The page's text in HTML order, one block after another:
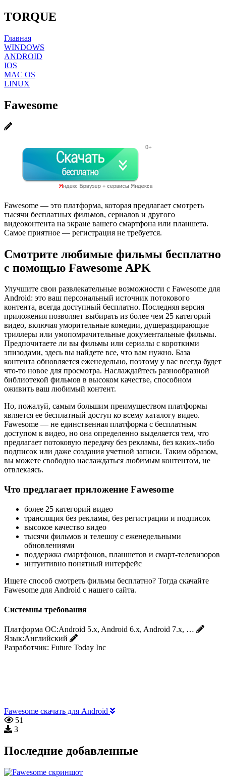
TORQUE
Главная
WINDOWS
ANDROID
IOS
MAC OS
LINUX
Fawesome
Fawesome — это платформа, которая предлагает смотреть
тысячи бесплатных фильмов, сериалов и другого
видеоконтента на экране вашего смартфона или планшета.
Самое приятное — регистрация не требуется.
Смотрите любимые фильмы бесплатно
с помощью Fawesome APK
Улучшите свои развлекательные возможности с Fawesome для
Android: это ваш персональный источник потокового
контента, всегда доступный бесплатно. Последняя версия
приложения позволяет выбирать из более чем 25 категорий
видео, включая уморительные комедии, душераздирающие
триллеры или умопомрачительные документальные фильмы.
Предпочитаете ли вы фильмы или сериалы с короткими
эпизодами, здесь вы найдете все, что вам нужно. База
контента обновляется еженедельно, поэтому у вас всегда будет
что-то новое для просмотра. Наслаждайтесь разнообразной
библиотекой фильмов в высоком качестве, способном
оживить ваш любимый контент.
Но, пожалуй, самым большим преимуществом платформы
является ее бесплатный доступ ко всему каталогу видео.
Fawesome — не единственная платформа с бесплатным
доступом к видео, но она определенно выделяется тем, что
предлагает потоковую передачу без рекламы, без каких-либо
подписок или даже создания учетной записи. Таким образом,
вы можете свободно наслаждаться любимым контентом, не
отвлекаясь.
Что предлагает приложение Fawesome
более 25 категорий видео
трансляция без рекламы, без регистрации и подписок
высокое качество видео
тысячи фильмов и телешоу с еженедельными
обновлениями
поддержка смартфонов, планшетов и смарт-телевизоров
интуитивно понятный интерфейс
Ищете способ смотреть фильмы бесплатно? Тогда скачайте
Fawesome для Android с нашего сайта.
Системны требования
Платформа ОС:Android 5.x, Android 6.x, Android 7.x, …
Язык:Английский
Разработчик: Future Today Inc
Fawesome скачать для Android
51
3
Последние добавленные